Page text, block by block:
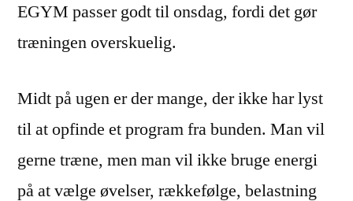
EGYM passer godt til onsdag, fordi det gør
træningen overskuelig.
Midt på ugen er der mange, der ikke har lyst
til at opfinde et program fra bunden. Man vil
gerne træne, men man vil ikke bruge energi
på at vælge øvelser, rækkefølge, belastning